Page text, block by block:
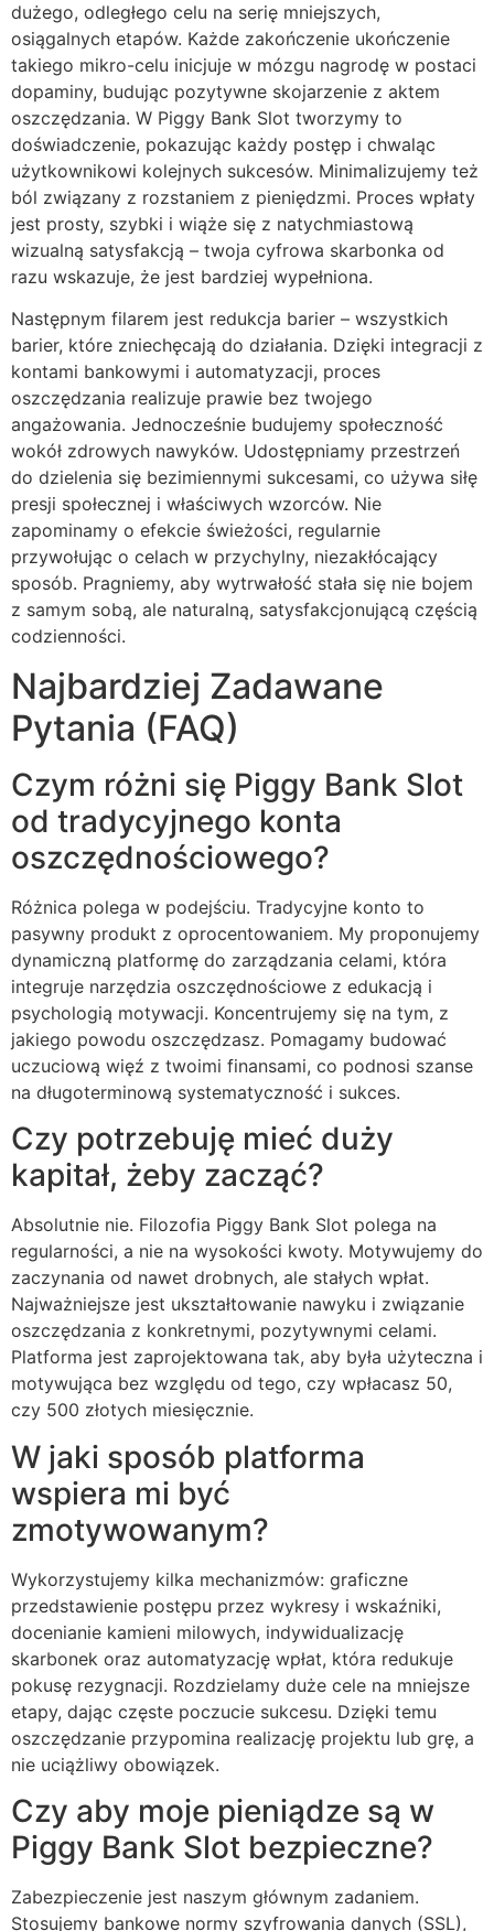
dużego, odległego celu na serię mniejszych,
osiągalnych etapów. Każde zakończenie ukończenie
takiego mikro-celu inicjuje w mózgu nagrodę w postaci
dopaminy, budując pozytywne skojarzenie z aktem
oszczędzania. W Piggy Bank Slot tworzymy to
doświadczenie, pokazując każdy postęp i chwaląc
użytkownikowi kolejnych sukcesów. Minimalizujemy też
ból związany z rozstaniem z pieniędzmi. Proces wpłaty
jest prosty, szybki i wiąże się z natychmiastową
wizualną satysfakcją – twoja cyfrowa skarbonka od
razu wskazuje, że jest bardziej wypełniona.
Następnym filarem jest redukcja barier – wszystkich
barier, które zniechęcają do działania. Dzięki integracji z
kontami bankowymi i automatyzacji, proces
oszczędzania realizuje prawie bez twojego
angażowania. Jednocześnie budujemy społeczność
wokół zdrowych nawyków. Udostępniamy przestrzeń
do dzielenia się bezimiennymi sukcesami, co używa siłę
presji społecznej i właściwych wzorców. Nie
zapominamy o efekcie świeżości, regularnie
przywołując o celach w przychylny, niezakłócający
sposób. Pragniemy, aby wytrwałość stała się nie bojem
z samym sobą, ale naturalną, satysfakcjonującą częścią
codzienności.
Najbardziej Zadawane
Pytania (FAQ)
Czym różni się Piggy Bank Slot
od tradycyjnego konta
oszczędnościowego?
Różnica polega w podejściu. Tradycyjne konto to
pasywny produkt z oprocentowaniem. My proponujemy
dynamiczną platformę do zarządzania celami, która
integruje narzędzia oszczędnościowe z edukacją i
psychologią motywacji. Koncentrujemy się na tym, z
jakiego powodu oszczędzasz. Pomagamy budować
uczuciową więź z twoimi finansami, co podnosi szanse
na długoterminową systematyczność i sukces.
Czy potrzebuję mieć duży
kapitał, żeby zacząć?
Absolutnie nie. Filozofia Piggy Bank Slot polega na
regularności, a nie na wysokości kwoty. Motywujemy do
zaczynania od nawet drobnych, ale stałych wpłat.
Najważniejsze jest ukształtowanie nawyku i związanie
oszczędzania z konkretnymi, pozytywnymi celami.
Platforma jest zaprojektowana tak, aby była użyteczna i
motywująca bez względu od tego, czy wpłacasz 50,
czy 500 złotych miesięcznie.
W jaki sposób platforma
wspiera mi być
zmotywowanym?
Wykorzystujemy kilka mechanizmów: graficzne
przedstawienie postępu przez wykresy i wskaźniki,
docenianie kamieni milowych, indywidualizację
skarbonek oraz automatyzację wpłat, która redukuje
pokusę rezygnacji. Rozdzielamy duże cele na mniejsze
etapy, dając częste poczucie sukcesu. Dzięki temu
oszczędzanie przypomina realizację projektu lub grę, a
nie uciążliwy obowiązek.
Czy aby moje pieniądze są w
Piggy Bank Slot bezpieczne?
Zabezpieczenie jest naszym głównym zadaniem.
Stosujemy bankowe normy szyfrowania danych (SSL),